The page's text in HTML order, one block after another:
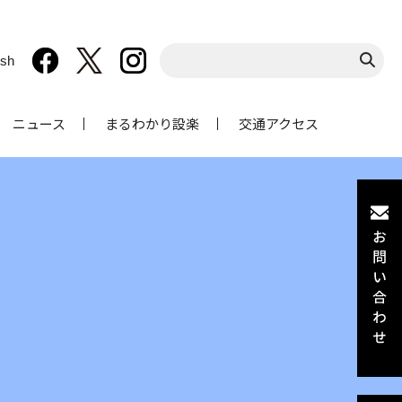
ニュース まるわかり設楽 交通アクセス